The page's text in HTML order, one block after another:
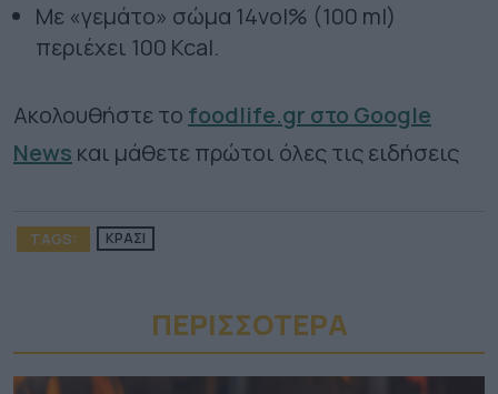
Με «γεμάτο» σώμα 14vol% (100 ml)
περιέχει 100 Kcal.
Ακολουθήστε το foodlife.gr στο Google
News και μάθετε πρώτοι όλες τις ειδήσεις
TAGS: ΚΡΑΣΙ
ΠΕΡΙΣΣΟΤΕΡA